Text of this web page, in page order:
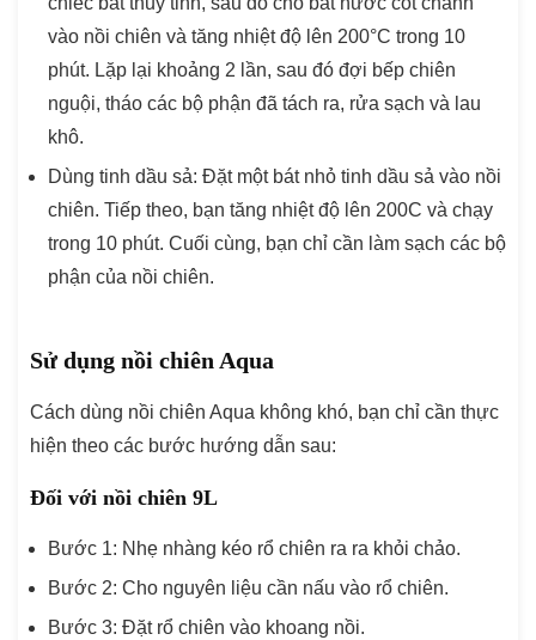
vào nồi chiên và tăng nhiệt độ lên 200°C trong 10
phút. Lặp lại khoảng 2 lần, sau đó đợi bếp chiên
nguội, tháo các bộ phận đã tách ra, rửa sạch và lau
khô.
Dùng tinh dầu sả: Đặt một bát nhỏ tinh dầu sả vào nồi
chiên. Tiếp theo, bạn tăng nhiệt độ lên 200C và chạy
trong 10 phút. Cuối cùng, bạn chỉ cần làm sạch các bộ
phận của nồi chiên.
Sử dụng nồi chiên Aqua
Cách dùng nồi chiên Aqua không khó, bạn chỉ cần thực
hiện theo các bước hướng dẫn sau:
Đối với nồi chiên 9L
Bước 1: Nhẹ nhàng kéo rổ chiên ra ra khỏi chảo.
Bước 2: Cho nguyên liệu cần nấu vào rổ chiên.
Bước 3: Đặt rổ chiên vào khoang nồi.